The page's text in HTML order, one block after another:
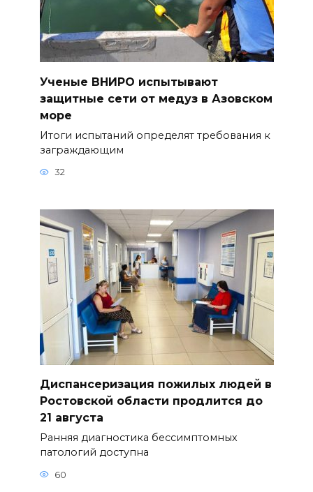
Ученые ВНИРО испытывают
защитные сети от медуз в Азовском
море
Итоги испытаний определят требования к
заграждающим
32
Диспансеризация пожилых людей в
Ростовской области продлится до
21 августа
Ранняя диагностика бессимптомных
патологий доступна
60